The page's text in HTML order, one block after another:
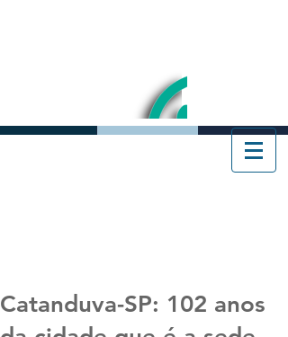
Catanduva-SP: 102 anos